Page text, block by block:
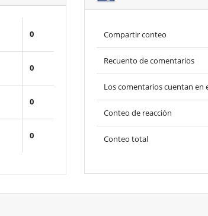
0
0
0
0
Compartir conteo
Recuento de comentarios
Los comentarios cuentan en
Conteo de reacción
Conteo total